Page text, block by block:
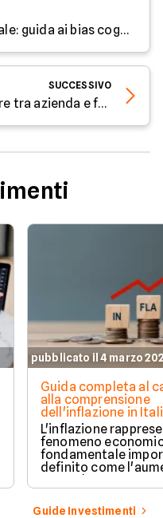
Finanza comportamentale: guida ai bias cognitivi e strategie per investimenti consapevoli
SUCCESSIVO
Cos’è il TFR e come scegliere tra azienda e fondo pensione
pubblicato il 4 marzo
Guida completa al
alla comprensione
dell'inflazione in
L'inflazione
fenomeno
fondamentale
definito come
generale e
prezzi dei beni e dei
in un'economia.
Guide Investimenti